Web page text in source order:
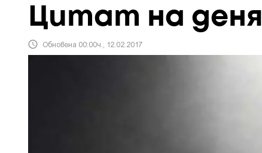
Цитат на деня
Обновена 00:00ч., 12.02.2017